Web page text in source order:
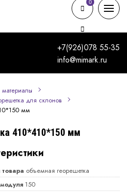
+7(926)078 55-35
info@mimark.ru
0
0
материалы
для склонов
мм
410*410*150 мм
объемная георешетка
150